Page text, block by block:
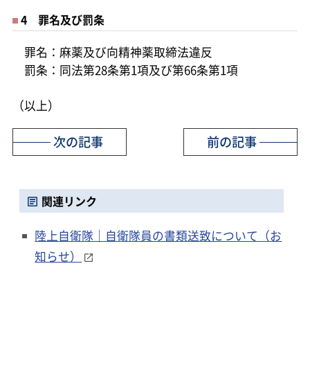
4 罪名及び罰条
罪名：麻薬及び向精神薬取締法違反
罰条：同法第28条第1項及び第66条第1項
（以上）
前の記事
次の記事
関連リンク
陸上自衛隊｜自衛隊員の書類送致について（お
知らせ）